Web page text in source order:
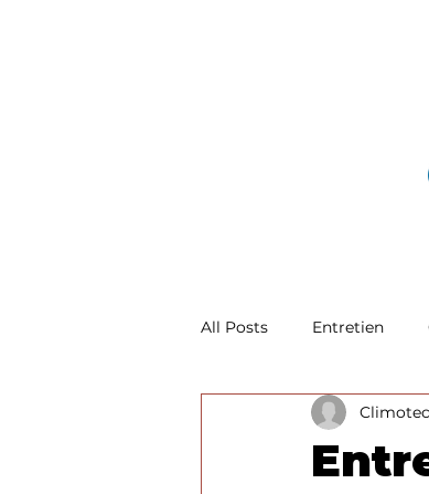
All Posts Entretien
réparation PAC